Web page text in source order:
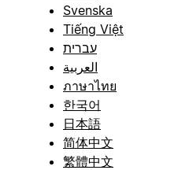
Svenska
Tiếng Việt
עברית
العربية
ภาษาไทย
한국어
日本語
简体中文
繁體中文